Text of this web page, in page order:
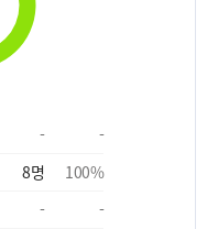
-
-
8명 100%
-
-